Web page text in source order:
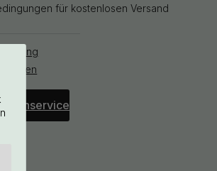
für kostenlosen Versand